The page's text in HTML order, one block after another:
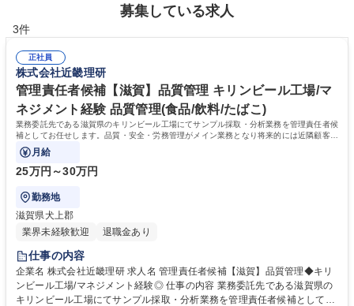
募集している求人
3件
正社員
株式会社近畿理研
管理責任者候補【滋賀】品質管理 キリンビール工場/マ
ネジメント経験 品質管理(食品/飲料/たばこ)
業務委託先である滋賀県のキリンビール工場にてサンプル採取・分析業務を管理責任者候
補としてお任せします。品質・安全・労務管理がメイン業務となり将来的には近隣顧客へ
の営業活動もご担当いただきます
月給
25万円～30万円
勤務地
滋賀県犬上郡
業界未経験歓迎
退職金あり
仕事の内容
企業名 株式会社近畿理研 求人名 管理責任者候補【滋賀】品質管理◆キリ
ンビール工場/マネジメント経験◎ 仕事の内容 業務委託先である滋賀県の
キリンビール工場にてサンプル採取・分析業務を管理責任者候補としてお